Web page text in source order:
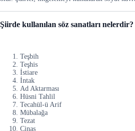
Şiirde kullanılan söz sanatları nelerdir?
Teşbih
Teşhis
İstiare
İntak
Ad Aktarması
Hüsni Tahlil
Tecahül-ü Arif
Mübalağa
Tezat
Cinas